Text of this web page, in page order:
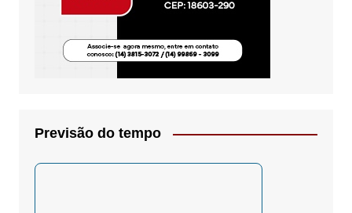
Previsão do tempo